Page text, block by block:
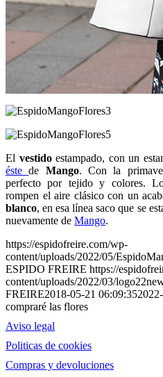
El vestidoestampado, con un
éstede Mango. Con la
perfecto por tejido y colores.
rompen el aire clásico con un
blanco, en esa línea saco que se
nuevamente de Mango.
https://espidofreire.com/wp-
content/uploads/2022/05/
ESPIDO FREIRE https://
content/uploads/2022/03/
FREIRE2018-05-21 06:09:35
compraré las flores
Aviso legal
Politicas de cookies
Compras y devoluciones